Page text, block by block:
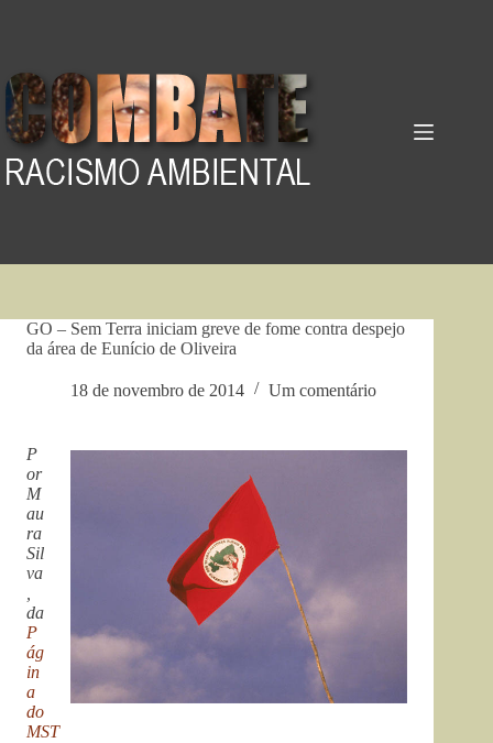
GO – Sem Terra iniciam greve de fome contra despejo
da área de Eunício de Oliveira
18 de novembro de 2014 Um comentário
P
or
M
au
ra
Sil
va
da
P
ág
in
a
do
MST